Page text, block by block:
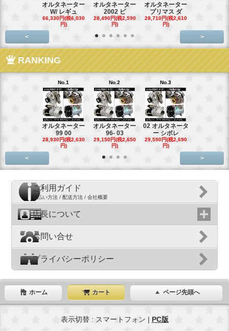
オルタネーター
W/ レギュ
66,330円(税6,030
円)
オルタネーター
2002 ビ
28,490円(税2,590
円)
オルタネーター
プリマス ダ
28,710円(税2,610
円)
< >
RANKING
No.1
オルタネーター
99 00
28,930円(税2,630
円)
No.2
オルタネーター
96- 03
29,150円(税2,650
円)
No.3
02 オルタネータ
ー シボレ
29,590円(税2,690
円)
< >
ご利用ガイド
支払い方法 / 配送方法 / 会社概要
店長について
お問い合せ
プライバシーポリシー
ホーム カート ページ先頭へ
表示切替 : スマートフォン | PC版